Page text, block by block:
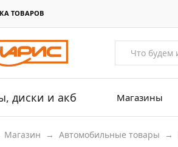
ТОВАРОВ
диски и акб Магазины
Магазин → Автомобильные товары →